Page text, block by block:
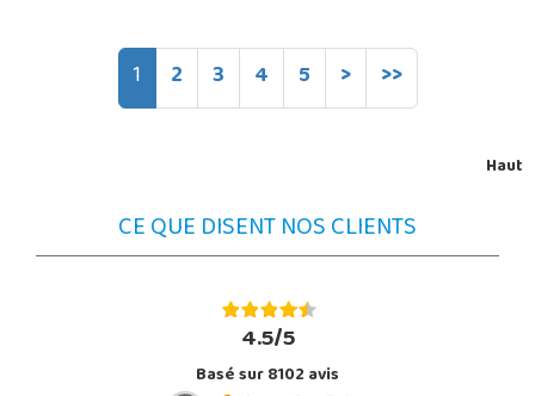
1 2 3 4 5 > >>
Haut
CE QUE DISENT NOS CLIENTS
4.5/5
Basé sur 8102 avis